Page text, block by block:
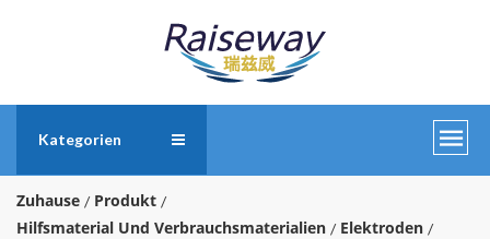
Kategorien
Zuhause
Produkt
Hilfsmaterial Und Verbrauchsmaterialien
Elektroden